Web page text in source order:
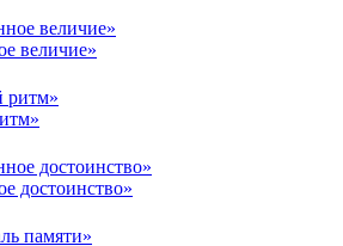
величие»
достоинство»